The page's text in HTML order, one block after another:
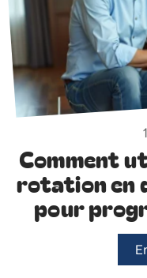
Comment
rotation en
pour